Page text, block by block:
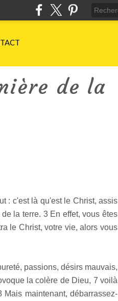
de la
: c'est là qu'est le Christ, assis
la terre. 3 En effet, vous êtes
le Christ, votre vie, alors vous
passions, désirs mauvais,
la colère de Dieu, 7 voilà
maintenant, débarrassez-